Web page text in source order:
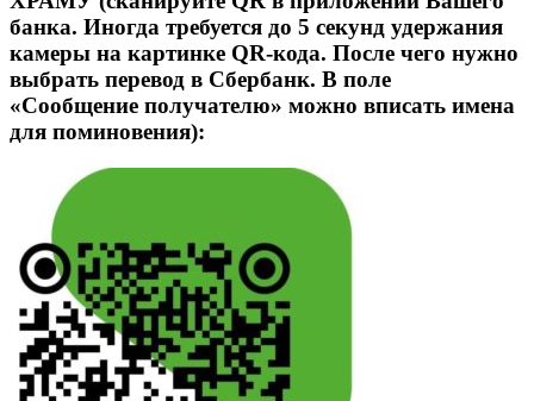
банка. Иногда требуется до 5 секунд удержания
камеры на картинке QR-кода. После чего нужно
выбрать перевод в Сбербанк. В поле
«Сообщение получателю» можно вписать имена
для поминовения):